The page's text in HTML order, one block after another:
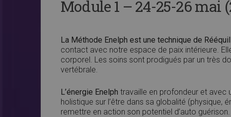
Module 1 – 24-25-26 mai
La Méthode Enelph est une technique de
contact avec notre espace de paix intérieure.
corporel. Les soins sont prodigués par un très
vertébrale.
L’énergie Enelph travaille en profondeur et avec
holistique sur l’être dans sa globalité (physique,
remettre en action son potentiel d’auto guérison.